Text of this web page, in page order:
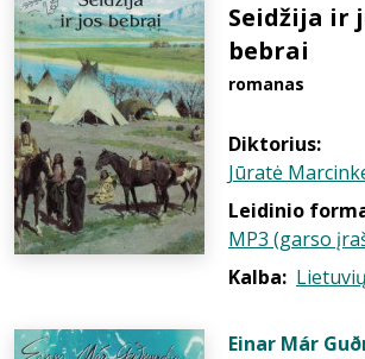
Seidžija ir
bebrai
romanas
Diktorius:
Jūratė
Leidinio
MP3 (garso
Kalba: Lietuvių
Einar Már